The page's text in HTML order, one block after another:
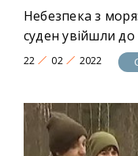
Небезпека з
суден увійшли до
22 02 2022